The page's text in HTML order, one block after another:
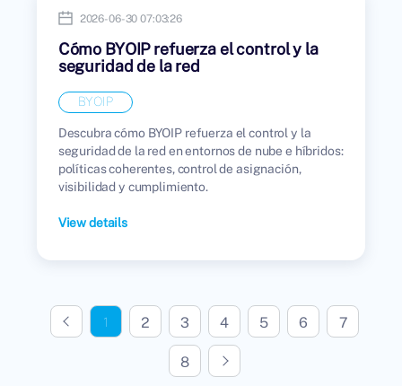
2026-06-30 07:03:26
Cómo BYOIP refuerza el control y la
seguridad de la red
BYOIP
Descubra cómo BYOIP refuerza el control y la
seguridad de la red en entornos de nube e híbridos:
políticas coherentes, control de asignación,
visibilidad y cumplimiento.
View details
1 2 3 4 5 6 7
8 N
e
x
t
p
a
g